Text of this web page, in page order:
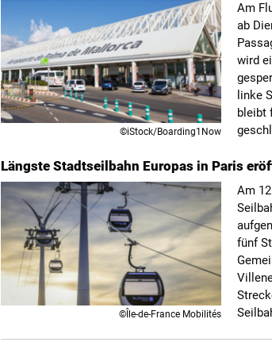
©iStock/Boarding1Now
Am
ab
wird
linke
bleibt
Längste Stadtseilbahn Europas in Paris
©Île-de-France Mobilités
Am
fünf